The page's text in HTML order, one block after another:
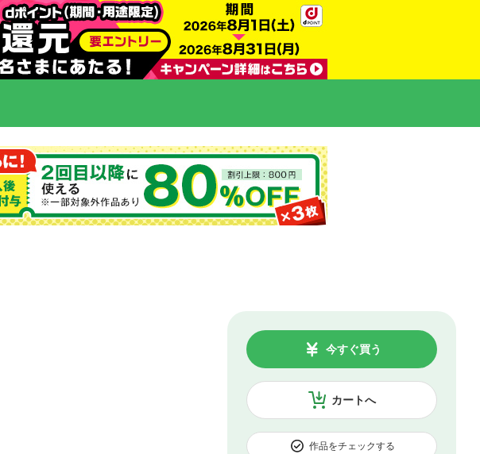
カートへ
今すぐ買う
作品をチェックする